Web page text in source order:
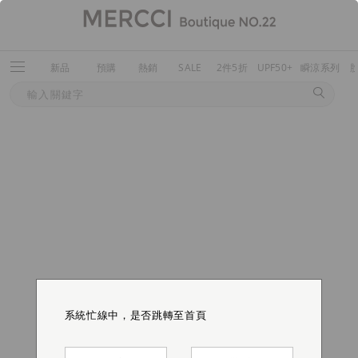
新品 預購 熱銷 SALE 2件5折 UPF50+ 瞬涼系列
系統忙線中，是否跳轉至首頁
系統忙線中，是否跳轉至首頁
系統忙線中，是否跳轉至首頁
系統忙線中，是否跳轉至首頁
系統忙線中，是否跳轉至首頁